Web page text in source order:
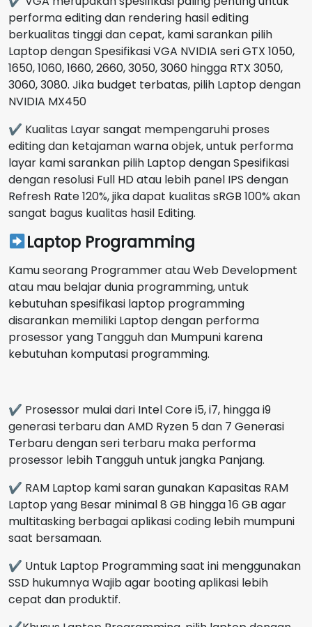
performa editing dan rendering hasil editing
berkualitas tinggi dan cepat, kami sarankan pilih
Laptop dengan Spesifikasi VGA NVIDIA seri GTX 1050,
1650, 1060, 1660, 2660, 3050, 3060 hingga RTX 3050,
3060, 3080. Jika budget terbatas, pilih Laptop dengan
NVIDIA MX450
✔ Kualitas Layar sangat mempengaruhi proses
editing dan ketajaman warna objek, untuk performa
layar kami sarankan pilih Laptop dengan Spesifikasi
dengan resolusi Full HD atau lebih panel IPS dengan
Refresh Rate 120%, jika dapat kualitas sRGB 100% akan
sangat bagus kualitas hasil Editing.
Laptop Programming
Kamu seorang Programmer atau Web Development
atau mau belajar dunia programming, untuk
kebutuhan spesifikasi laptop programming
disarankan memiliki Laptop dengan performa
prosessor yang Tangguh dan Mumpuni karena
kebutuhan komputasi programming.
✔ Prosessor mulai dari Intel Core i5, i7, hingga i9
generasi terbaru dan AMD Ryzen 5 dan 7 Generasi
Terbaru dengan seri terbaru maka performa
prosessor lebih Tangguh untuk jangka Panjang.
✔ RAM Laptop kami saran gunakan Kapasitas RAM
Laptop yang Besar minimal 8 GB hingga 16 GB agar
multitasking berbagai aplikasi coding lebih mumpuni
saat bersamaan.
✔ Untuk Laptop Programming saat ini menggunakan
SSD hukumnya Wajib agar booting aplikasi lebih
cepat dan produktif.